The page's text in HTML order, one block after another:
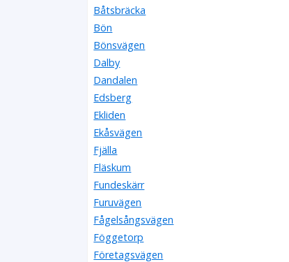
Båtsbräcka
Bön
Bönsvägen
Dalby
Dandalen
Edsberg
Ekliden
Ekåsvägen
Fjälla
Fläskum
Fundeskärr
Furuvägen
Fågelsångsvägen
Föggetorp
Företagsvägen